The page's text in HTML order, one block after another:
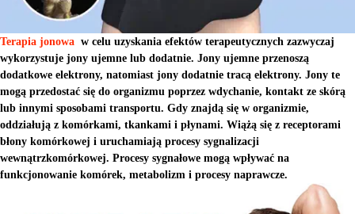
Terapia jonowa w celu uzyskania efektów terapeutycznych zazwyczaj
wykorzystuje jony ujemne lub dodatnie. Jony ujemne przenoszą
dodatkowe elektrony, natomiast jony dodatnie tracą elektrony. Jony te
mogą przedostać się do organizmu poprzez wdychanie, kontakt ze skórą
lub innymi sposobami transportu. Gdy znajdą się w organizmie,
oddziałują z komórkami, tkankami i płynami. Wiążą się z receptorami
błony komórkowej i uruchamiają procesy sygnalizacji
wewnątrzkomórkowej. Procesy sygnałowe mogą wpływać na
funkcjonowanie komórek, metabolizm i procesy naprawcze.